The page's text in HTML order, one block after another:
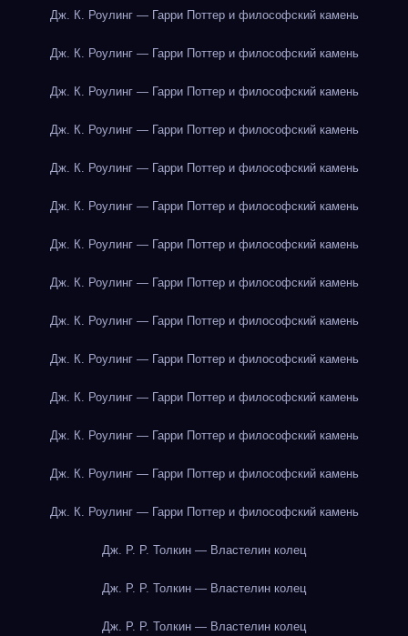
Дж. К. Роулинг — Гарри Поттер и философский камень
Дж. К. Роулинг — Гарри Поттер и философский камень
Дж. К. Роулинг — Гарри Поттер и философский камень
Дж. К. Роулинг — Гарри Поттер и философский камень
Дж. К. Роулинг — Гарри Поттер и философский камень
Дж. К. Роулинг — Гарри Поттер и философский камень
Дж. К. Роулинг — Гарри Поттер и философский камень
Дж. К. Роулинг — Гарри Поттер и философский камень
Дж. К. Роулинг — Гарри Поттер и философский камень
Дж. К. Роулинг — Гарри Поттер и философский камень
Дж. К. Роулинг — Гарри Поттер и философский камень
Дж. К. Роулинг — Гарри Поттер и философский камень
Дж. К. Роулинг — Гарри Поттер и философский камень
Дж. К. Роулинг — Гарри Поттер и философский камень
Дж. Р. Р. Толкин — Властелин колец
Дж. Р. Р. Толкин — Властелин колец
Дж. Р. Р. Толкин — Властелин колец